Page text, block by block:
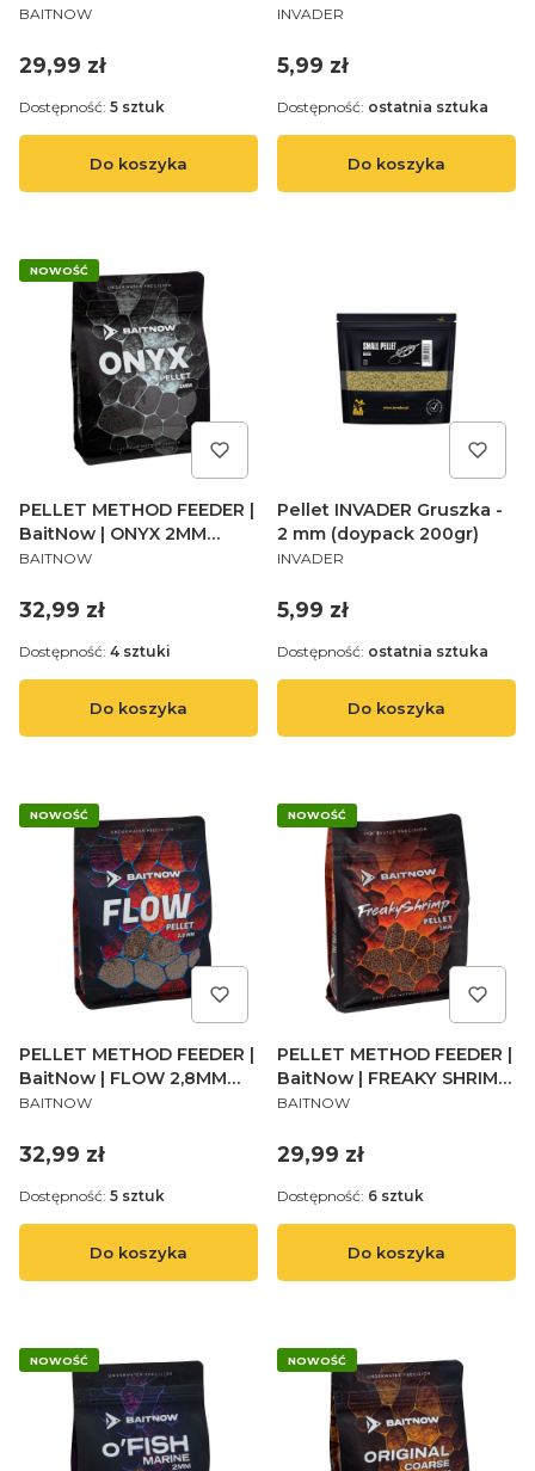
2MM 800g - op.1szt.
PRODUCENT
BAITNOW
Cena
29,99 zł
Do koszyka
Dostępność: 5 sztuk
PRODUCENT
INVADER
Cena
5,99 zł
Do koszyka
Dostępność: ostatnia sztuka
NOWOŚĆ
PELLET METHOD FEEDER |
BaitNow | ONYX 2MM
800g - op.1szt.
PRODUCENT
BAITNOW
Cena
32,99 zł
Do koszyka
Dostępność: 4 sztuki
Pellet INVADER Gruszka -
2 mm (doypack 200gr)
PRODUCENT
INVADER
Cena
5,99 zł
Do koszyka
Dostępność: ostatnia sztuka
NOWOŚĆ
PELLET METHOD FEEDER |
BaitNow | FLOW 2,8MM
800g - op.1szt.
PRODUCENT
BAITNOW
Cena
32,99 zł
Do koszyka
Dostępność: 5 sztuk
NOWOŚĆ
PELLET METHOD FEEDER |
BaitNow | FREAKY SHRIMP
2MM 800g - op.1szt.
PRODUCENT
BAITNOW
Cena
29,99 zł
Do koszyka
Dostępność: 6 sztuk
NOWOŚĆ NOWOŚĆ